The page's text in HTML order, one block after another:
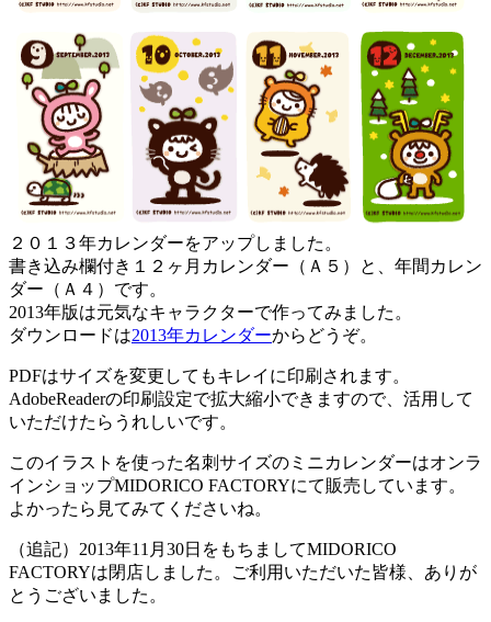
２０１３年カレンダーをアップしました。
書き込み欄付き１２ヶ月カレンダー（Ａ５）と、年間カレン
ダー（Ａ４）です。
2013年版は元気なキャラクターで作ってみました。
ダウンロードは2013年カレンダーからどうぞ。
PDFはサイズを変更してもキレイに印刷されます。
AdobeReaderの印刷設定で拡大縮小できますので、活用して
いただけたらうれしいです。
このイラストを使った名刺サイズのミニカレンダーはオンラ
インショップMIDORICO FACTORYにて販売しています。
よかったら見てみてくださいね。
（追記）2013年11月30日をもちましてMIDORICO
FACTORYは閉店しました。ご利用いただいた皆様、ありが
とうございました。